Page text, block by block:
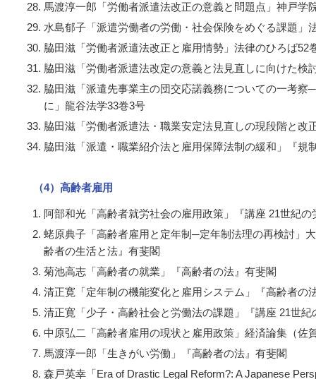
馬渡淳一郎「労働者派遣法改正の意義と問題点」神戸学
水島郁子「派遣労働者の労働・社会保険をめぐる課題」
脇田滋「労働者派遣法改正と雇用情勢」法律のひろば52
脇田滋「労働者派遣法改定の意義と法見直しに向けた検
脇田滋「派遣先事業主の団交応諾義務についての一考察
に」龍谷法学33巻3号
脇田滋「労働者派遣法・職業安定法見直しの現段階と改
脇田滋「派遣・職業紹介法と雇用保障法制の緩和」『規
（4）高齢者雇用
阿部和光「高齢者就労社会の雇用政策」『講座 21世紀の
蛯原典子「高齢者雇用と定年制─定年制法理の再検討」
齢者の生活と法』有斐閣
菊池高志「高齢者の就業」『高齢者の法』有斐閣
清正寛「定年制の機能変化と雇用システム」『高齢者の
清正寛「少子・高齢社会と労働法の課題」『講座 21世紀
中原弘二「高齢者雇用の現状と雇用政策」経済論集（佐
馬渡淳一郎「生きがい労働」『高齢者の法』有斐閣
森戸英幸「Era of Drastic Legal Reform?: A Japanese